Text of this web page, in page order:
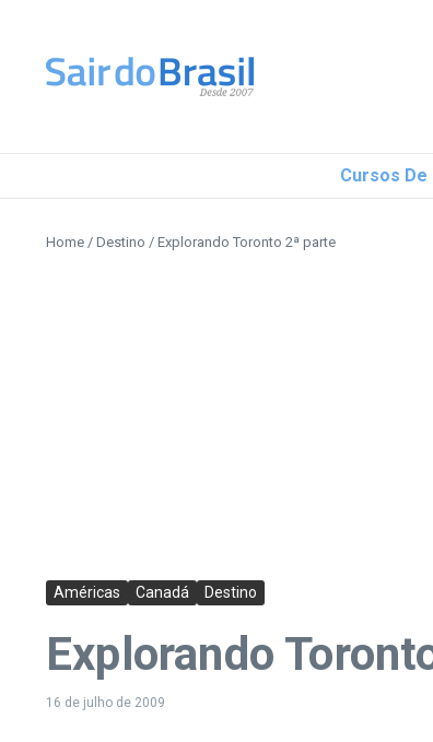
Cursos De
Home / Destino / Explorando Toronto 2ª parte
Américas Canadá Destino
Explorando
16 de julho de 2009